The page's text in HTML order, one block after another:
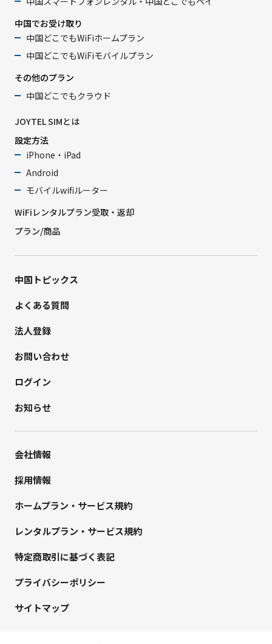
中国でお受け取り
中国どこでもWiFiホームプラン
中国どこでもWiFiモバイルプラン
その他のプラン
中国どこでもクラウド
JOYTEL SIMとは
設定方法
iPhone・iPad
Android
モバイルwifiルーター
WiFiレンタルプラン受取・返却
プラン/商品
中国トピックス
よくある質問
法人登録
お問い合わせ
ログイン
お知らせ
会社情報
採用情報
ホームプラン・サービス規約
レンタルプラン・サービス規約
特定商取引に基づく表記
プライバシーポリシー
サイトマップ